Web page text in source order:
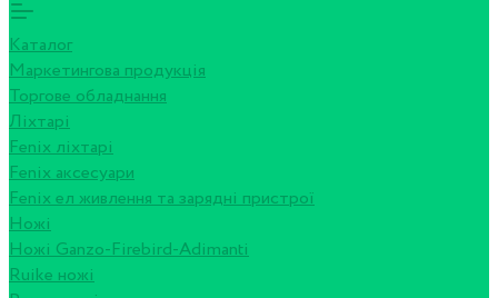
Каталог
Маркетингова продукція
Торгове обладнання
Ліхтарі
Fenix ліхтарі
Fenix аксесуари
Fenix ел живлення та зарядні пристрої
Ножі
Ножі Ganzo-Firebird-Adimanti
Ruike ножі